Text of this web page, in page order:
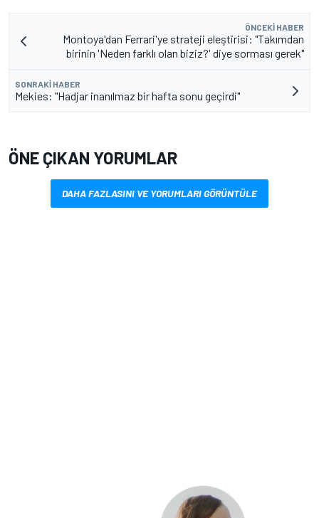
ÖNCEKI HABER
Montoya'dan Ferrari'ye strateji eleştirisi: "Takımdan
birinin 'Neden farklı olan biziz?' diye sorması gerek"
SONRAKI HABER
Mekies: "Hadjar inanılmaz bir hafta sonu geçirdi"
ÖNE ÇIKAN YORUMLAR
DAHA FAZLASINI VE YORUMLARI GÖRÜNTÜLE